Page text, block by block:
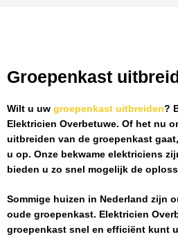
Groepenkast
Wilt u uw groepenkast uitbreiden?
Elektricien Overbetuwe. Of het nu
uitbreiden van de groepenkast
u op. Onze bekwame elektriciens
bieden u zo snel mogelijk de
Sommige huizen in Nederland zijn
oude groepenkast. Elektricien
groepenkast snel en efficiënt kunt